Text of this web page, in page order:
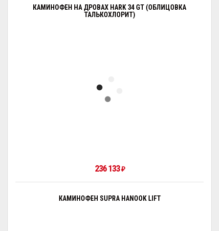
КАМИНОФЕН НА ДРОВАХ HARK 34 GT (ОБЛИЦОВКА
ТАЛЬКОХЛОРИТ)
236 133₽
КАМИНОФЕН SUPRA HANOOK LIFT